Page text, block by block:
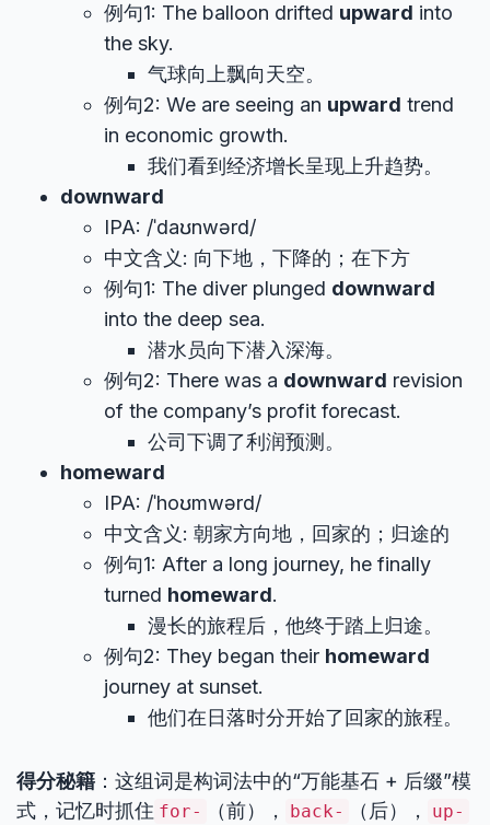
例句1: The balloon drifted upward into
the sky.
气球向上飘向天空。
例句2: We are seeing an upward trend
in economic growth.
我们看到经济增长呈现上升趋势。
downward
IPA: /ˈdaʊnwərd/
中文含义: 向下地，下降的；在下方
例句1: The diver plunged downward
into the deep sea.
潜水员向下潜入深海。
例句2: There was a downward revision
of the company’s profit forecast.
公司下调了利润预测。
homeward
IPA: /ˈhoʊmwərd/
中文含义: 朝家方向地，回家的；归途的
例句1: After a long journey, he finally
turned homeward.
漫长的旅程后，他终于踏上归途。
例句2: They began their homeward
journey at sunset.
他们在日落时分开始了回家的旅程。
得分秘籍 ：这组词是构词法中的“万能基石 + 后缀”模
式，记忆时抓住 for- （前）， back- （后）， up-